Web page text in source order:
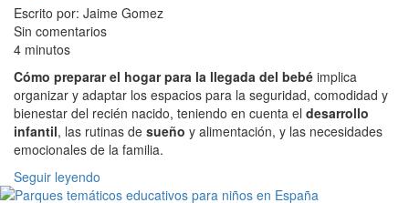
Escrito por: Jaime Gomez
Sin comentarios
4 minutos
Cómo preparar el hogar para la llegada del bebé implica
organizar y adaptar los espacios para la seguridad, comodidad y
bienestar del recién nacido, teniendo en cuenta el desarrollo
infantil, las rutinas de sueño y alimentación, y las necesidades
emocionales de la familia.
Seguir leyendo